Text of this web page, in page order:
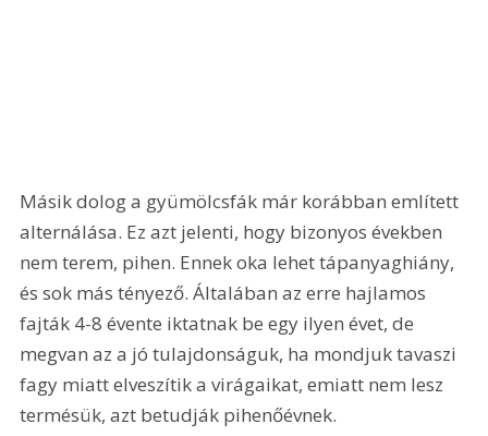
Másik dolog a gyümölcsfák már korábban említett
alternálása. Ez azt jelenti, hogy bizonyos években
nem terem, pihen. Ennek oka lehet tápanyaghiány,
és sok más tényező. Általában az erre hajlamos
fajták 4-8 évente iktatnak be egy ilyen évet, de
megvan az a jó tulajdonságuk, ha mondjuk tavaszi
fagy miatt elveszítik a virágaikat, emiatt nem lesz
termésük, azt betudják pihenőévnek.